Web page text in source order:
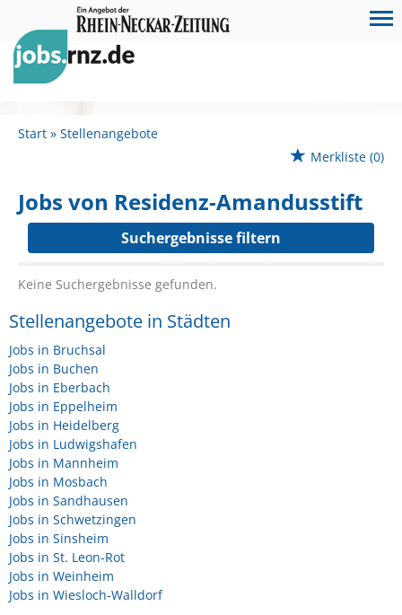
Start
Stellenangebote
Merkliste (0)
Jobs von Residenz-Amandusstift
Suchergebnisse filtern
Keine Suchergebnisse gefunden.
Stellenangebote in Städten
Jobs in Bruchsal
Jobs in Buchen
Jobs in Eberbach
Jobs in Eppelheim
Jobs in Heidelberg
Jobs in Ludwigshafen
Jobs in Mannheim
Jobs in Mosbach
Jobs in Sandhausen
Jobs in Schwetzingen
Jobs in Sinsheim
Jobs in St. Leon-Rot
Jobs in Weinheim
Jobs in Wiesloch-Walldorf